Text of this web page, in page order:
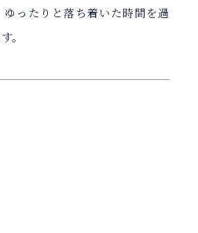
ったりと落ち着いた時間を過
。